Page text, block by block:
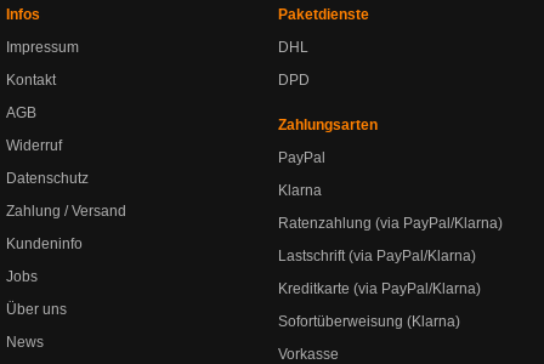
Infos
Impressum
Kontakt
AGB
Widerruf
Datenschutz
Zahlung / Versand
Kundeninfo
Jobs
Über uns
News
Paketdienste
DHL
DPD
Zahlungsarten
PayPal
Klarna
Ratenzahlung (via PayPal/Klarna)
Lastschrift (via PayPal/Klarna)
Kreditkarte (via PayPal/Klarna)
Sofortüberweisung (Klarna)
Vorkasse